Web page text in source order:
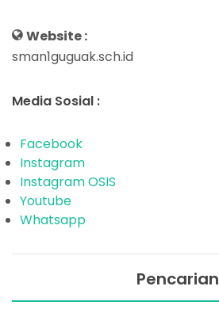
Website :
sman1guguak.sch.id
Media Sosial :
Facebook
Instagram
Instagram OSIS
Youtube
Whatsapp
Pencarian